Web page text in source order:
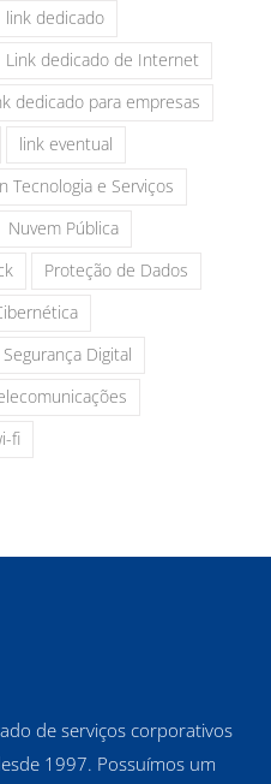
link dedicado
Link dedicado de Internet
dedicado para empresas
link eventual
Tecnologia e Serviços
Nuvem Pública
Proteção de Dados
Segurança Digital
fi
de serviços corporativos
1997. Possuímos um